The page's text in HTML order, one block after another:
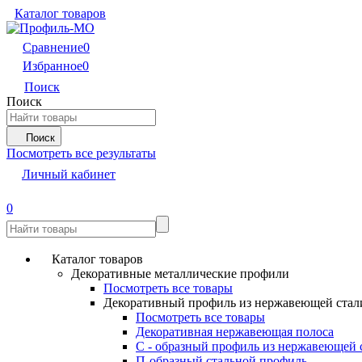
Каталог товаров
Сравнение0
Избранное0
Поиск
Поиск
Поиск
Посмотреть все результаты
Личный кабинет
0
Каталог товаров
Декоративные металлические профили
Посмотреть все товары
Декоративный профиль из нержавеющей
Посмотреть все товары
Декоративная нержавеющая полоса
С - образный профиль из нержавеющей